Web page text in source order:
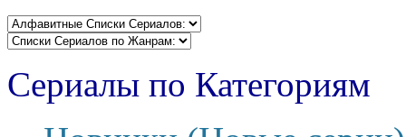
Сериалы по Категориям